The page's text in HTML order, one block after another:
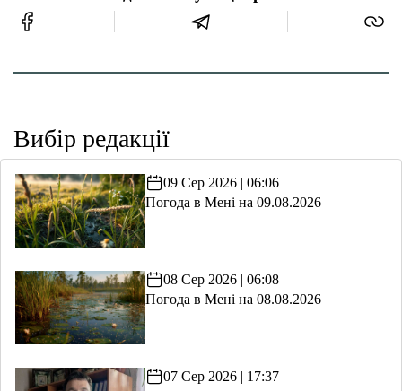
Вибір редакції
09 Сер 2026 | 06:06
Погода в Мені на 09.08.2026
08 Сер 2026 | 06:08
Погода в Мені на 08.08.2026
07 Сер 2026 | 17:37